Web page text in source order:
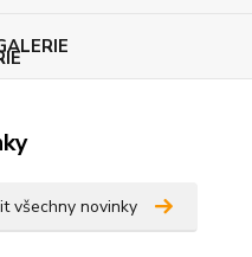
všechny novinky